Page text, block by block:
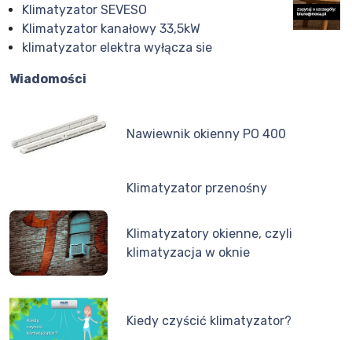
Klimatyzator SEVESO
Klimatyzator kanałowy 33,5kW
klimatyzator elektra wyłącza sie
Wiadomości
Nawiewnik okienny PO 400
Klimatyzator przenośny
Klimatyzatory okienne, czyli
klimatyzacja w oknie
Kiedy czyścić klimatyzator?